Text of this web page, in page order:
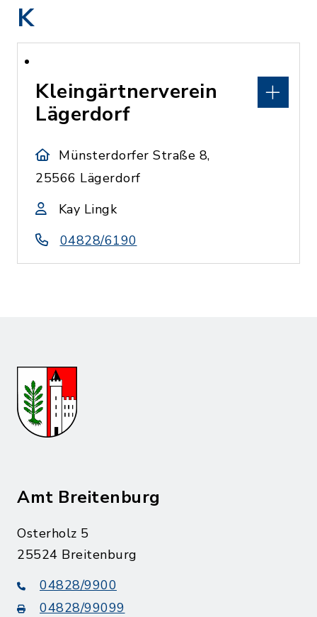
K
Kleingärtnerverein
Lägerdorf
Münsterdorfer Straße 8,
25566 Lägerdorf
Kay Lingk
04828/6190
Amt Breitenburg
Osterholz 5
25524 Breitenburg
04828/9900
04828/99099